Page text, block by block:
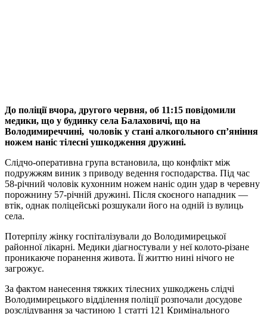
До поліції вчора, другого червня, об 11:15 повідомили
медики, що у будинку села Балаховичі, що на
Володимиреччині, чоловік у стані алкогольного сп’яніння
ножем наніс тілесні ушкодження дружині.
Слідчо-оперативна група встановила, що конфлікт між
подружжям виник з приводу ведення господарства. Під час
58-річний чоловік кухонним ножем наніс один удар в черевну
порожнину 57-річній дружині. Після скоєного нападник —
втік, однак поліцейські розшукали його на одній із вулиць
села.
Потерпілу жінку госпіталізували до Володимирецької
районної лікарні. Медики діагностували у неї колото-різане
проникаюче поранення живота. Її життю нині нічого не
загрожує.
За фактом нанесення тяжких тілесних ушкоджень слідчі
Володимирецького відділення поліції розпочали досудове
розслідування за частиною 1 статті 121 Кримінального